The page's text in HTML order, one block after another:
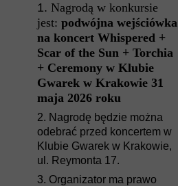
1. Nagrodą w konkursie
jest:podwójna wejściówka
na koncertWhispered +
Scar of the Sun + Torchia
+ Ceremony w Klubie
Gwarek w Krakowie 31
maja 2026 roku
2. Nagrodę będzie można
odebrać przed koncertem w
Klubie Gwarek w Krakowie,
ul. Reymonta 17.
3. Organizator ma prawo